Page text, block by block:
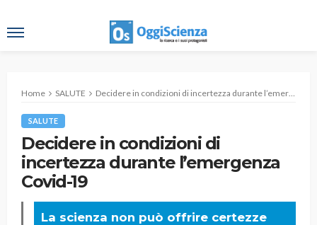
Home SALUTE Decidere in condizioni di incertezza durante l’emergenza Covid-19
SALUTE
Decidere in condizioni di
incertezza durante l’emergenza
Covid-19
La scienza non può offrire certezze